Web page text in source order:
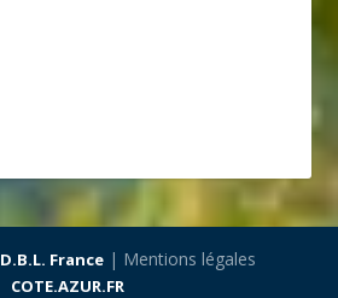
D.B.L. France| Mentions légales
COTE.AZUR.FR